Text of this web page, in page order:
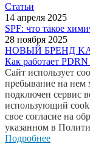
Статьи
14 апреля 2025
SPF: что такое
28 ноября 2025
НОВЫЙ БРЕНД
Как работает PDRN
Сайт использует
пребывание на нем
подключен сервис
использующий
свое согласие на
указанном в
Подробнее